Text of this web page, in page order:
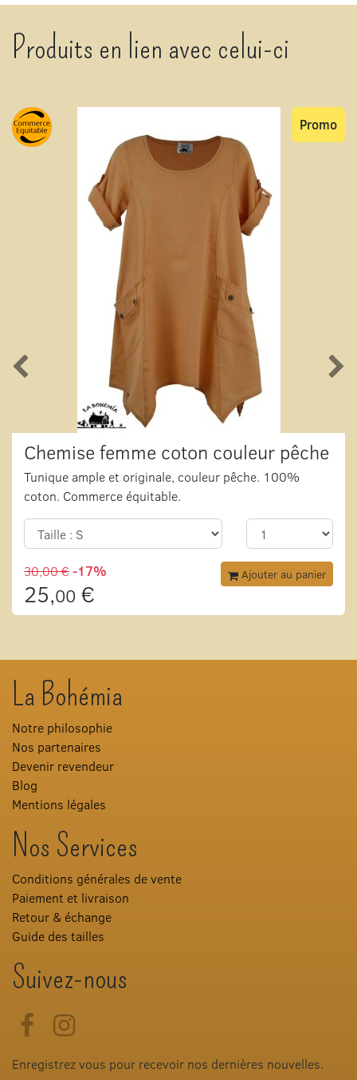
Produits en lien avec celui-ci
Chemise femme coton couleur pêche
Tunique ample et originale, couleur pêche. 100%
coton. Commerce équitable.
Promo
30,00 €-17%
25,00 €
Ajouter au panier
La Bohémia
Notre philosophie
Nos partenaires
Devenir revendeur
Blog
Mentions légales
Nos Services
Conditions générales de vente
Paiement et livraison
Retour & échange
Guide des tailles
Suivez-nous
FacebookInstagram
Enregistrez vous pour recevoir nos dernières nouvelles.